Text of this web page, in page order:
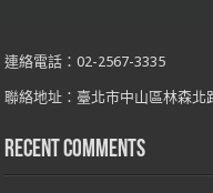
連絡電話：02-2567-3335
聯絡地址：臺北市中山區林森北
Recent Comments